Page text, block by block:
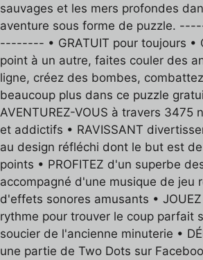
sauvages et les mers profondes
aventure sous forme de puzzle.
-------- • GRATUIT pour toujours •
point à un autre, faites couler des
ligne, créez des bombes,
beaucoup plus dans ce puzzle
AVENTUREZ-VOUS à travers 3475
et addictifs • RAVISSANT
au design réfléchi dont le but est
points • PROFITEZ d'un superbe
accompagné d'une musique de jeu
d'effets sonores amusants •
rythme pour trouver le coup parfait
soucier de l'ancienne minuterie •
une partie de Two Dots sur